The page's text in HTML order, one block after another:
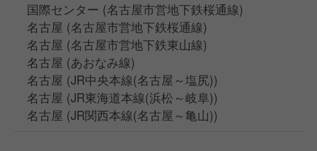
国際センター (名古屋市営地下鉄桜通線)
名古屋 (名古屋市営地下鉄桜通線)
名古屋 (名古屋市営地下鉄東山線)
名古屋 (あおなみ線)
名古屋 (JR中央本線(名古屋～塩尻))
名古屋 (JR東海道本線(浜松～岐阜))
名古屋 (JR関西本線(名古屋～亀山))